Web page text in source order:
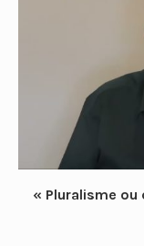
« Pluralisme